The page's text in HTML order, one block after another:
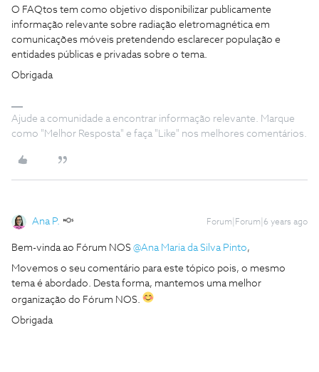
O FAQtos tem como objetivo disponibilizar publicamente
informação relevante sobre radiação eletromagnética em
comunicações móveis pretendendo esclarecer população e
entidades públicas e privadas sobre o tema.
Obrigada
Ajude a comunidade a encontrar informação relevante. Marque
como "Melhor Resposta" e faça "Like" nos melhores comentários.
Ana P. Forum|Forum|6 years ago
Bem-vinda ao Fórum NOS @Ana Maria da Silva Pinto,
Movemos o seu comentário para este tópico pois, o mesmo
tema é abordado. Desta forma, mantemos uma melhor
organização do Fórum NOS.
Obrigada